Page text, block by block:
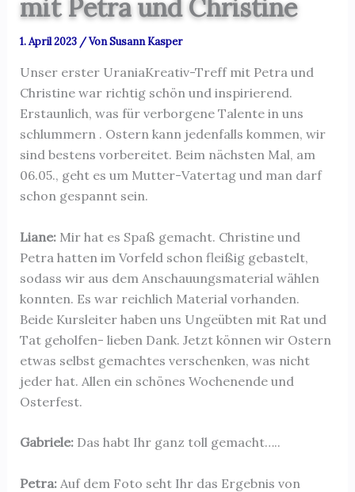
mit Petra und Christine
1. April 2023 / VonSusann Kasper
Unser erster UraniaKreativ-Treff mit Petra und
Christine war richtig schön und inspirierend.
Erstaunlich, was für verborgene Talente in uns
schlummern . Ostern kann jedenfalls kommen, wir
sind bestens vorbereitet. Beim nächsten Mal, am
06.05., geht es um Mutter-Vatertag und man darf
schon gespannt sein.
Liane: Mir hat es Spaß gemacht. Christine und
Petra hatten im Vorfeld schon fleißig gebastelt,
sodass wir aus dem Anschauungsmaterial wählen
konnten. Es war reichlich Material vorhanden.
Beide Kursleiter haben uns Ungeübten mit Rat und
Tat geholfen- lieben Dank. Jetzt können wir Ostern
etwas selbst gemachtes verschenken, was nicht
jeder hat. Allen ein schönes Wochenende und
Osterfest.
Gabriele: Das habt Ihr ganz toll gemacht…..
Petra: Auf dem Foto seht Ihr das Ergebnis von